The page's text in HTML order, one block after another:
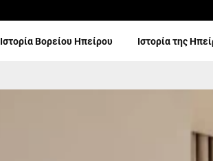
Ιστορία Βορείου Ηπείρου Ιστορία της